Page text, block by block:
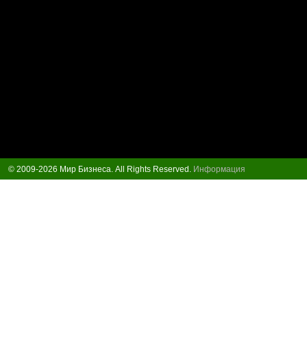
© 2009-2026 Мир Бизнеса. All Rights Reserved. Информация